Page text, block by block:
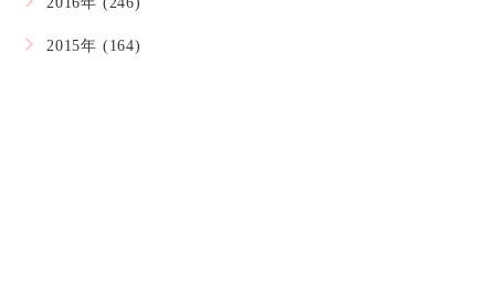
2015年 (164)